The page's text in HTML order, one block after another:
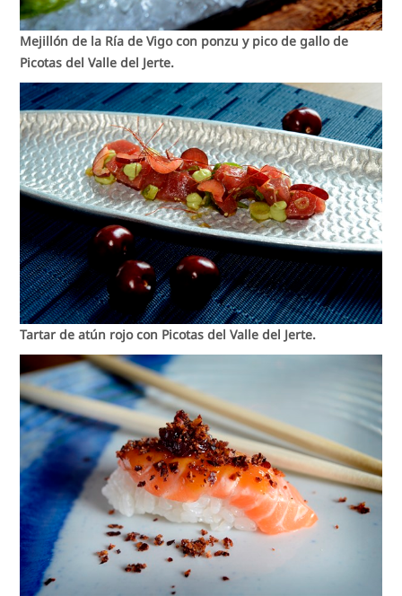
Mejillón de la Ría de Vigo con ponzu y pico de gallo de
Picotas del Valle del Jerte.
Tartar de atún rojo con Picotas del Valle del Jerte.